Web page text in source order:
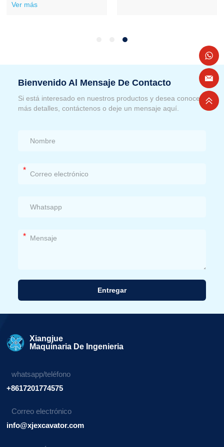
Ver más
Bienvenido Al Mensaje De Contacto
Si está interesado en nuestros productos y desea conocer
más detalles, contáctenos o deje un mensaje aquí.
*
*
Entregar
Xiangjue
Maquinaria De Ingenieria
whatsapp/teléfono
+8617201774575
Correo electrónico
info@xjexcavator.com